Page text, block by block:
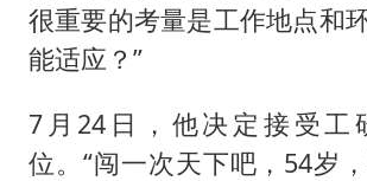
很重要的考量是工作地点和
能适应？”
7月24日，他决定接受工
位。“闯一次天下吧，54岁